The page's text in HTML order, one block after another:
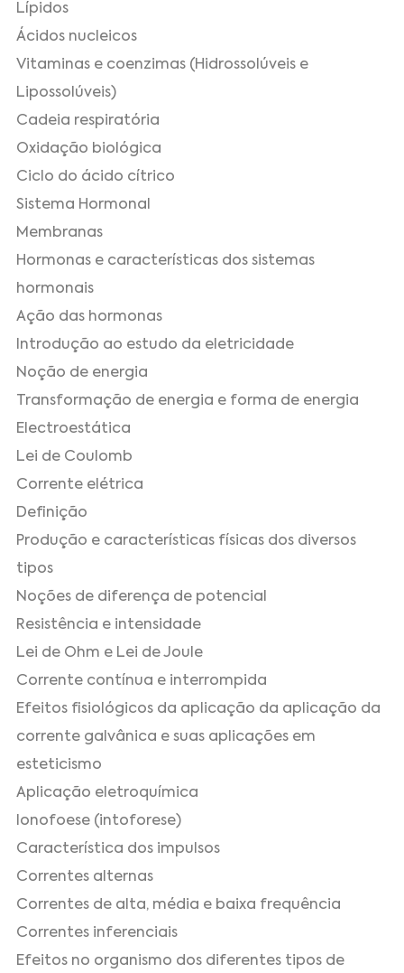
Lípidos
Ácidos nucleicos
Vitaminas e coenzimas (Hidrossolúveis e
Lipossolúveis)
Cadeia respiratória
Oxidação biológica
Ciclo do ácido cítrico
Sistema Hormonal
Membranas
Hormonas e características dos sistemas
hormonais
Ação das hormonas
Introdução ao estudo da eletricidade
Noção de energia
Transformação de energia e forma de energia
Electroestática
Lei de Coulomb
Corrente elétrica
Definição
Produção e características físicas dos diversos
tipos
Noções de diferença de potencial
Resistência e intensidade
Lei de Ohm e Lei de Joule
Corrente contínua e interrompida
Efeitos fisiológicos da aplicação da aplicação da
corrente galvânica e suas aplicações em
esteticismo
Aplicação eletroquímica
Ionofoese (intoforese)
Característica dos impulsos
Correntes alternas
Correntes de alta, média e baixa frequência
Correntes inferenciais
Efeitos no organismo dos diferentes tipos de